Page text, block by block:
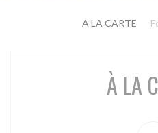
À LA CARTE
À LA